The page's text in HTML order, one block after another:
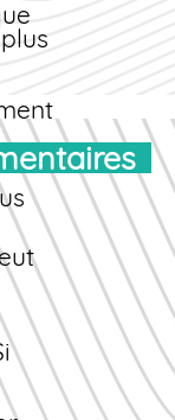
;
;